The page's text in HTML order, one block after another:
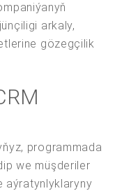
arkaly,
gözegçilik
programmada
we müşderiler
aýratynlyklaryny